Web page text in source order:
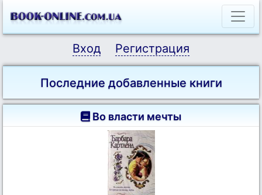
Вход Регистрация
Последние добавленные книги
Во власти мечты